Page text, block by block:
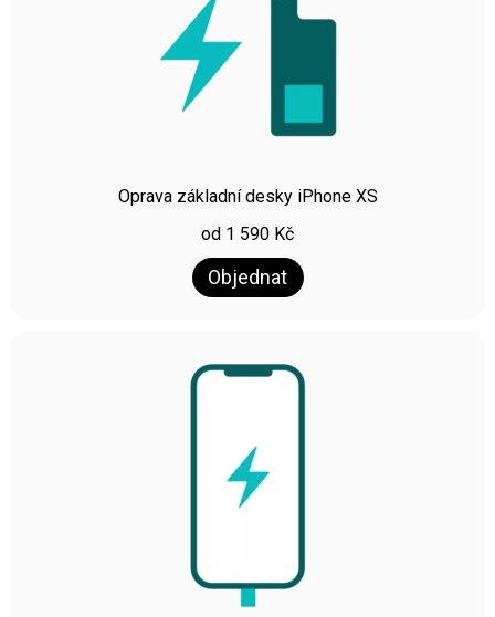
Oprava základní desky iPhone XS
od 1 590 Kč
Objednat